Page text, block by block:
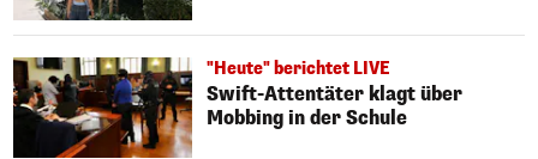
"Heute" berichtet LIVE
Swift-Attentäter klagt über
Mobbing in der Schule